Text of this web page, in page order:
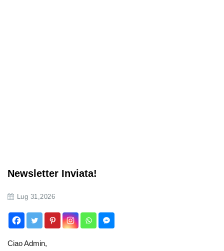
Newsletter Inviata!
Lug 31,2026
Ciao Admin,